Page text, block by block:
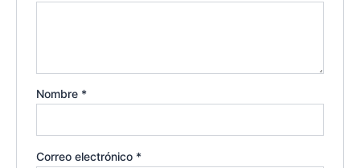
Nombre *
Correo electrónico *